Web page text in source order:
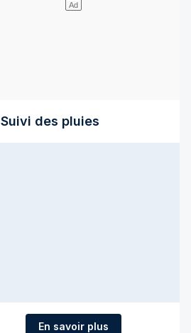
Suivi des pluies
En savoir plus